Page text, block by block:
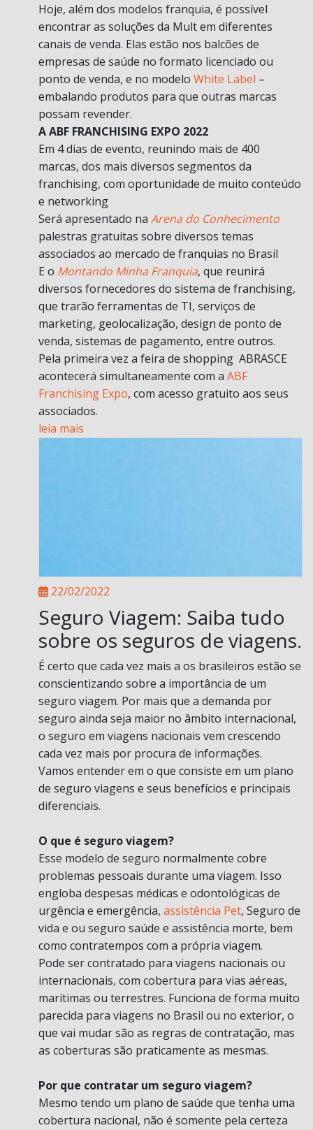
Hoje, além dos modelos franquia, é possível
encontrar as soluções da Mult em diferentes
canais de venda. Elas estão nos balcões de
empresas de saúde no formato licenciado ou
ponto de venda, e no modelo White Label –
embalando produtos para que outras marcas
possam revender.
A ABF FRANCHISING EXPO 2022
Em 4 dias de evento, reunindo mais de 400
marcas, dos mais diversos segmentos da
franchising, com oportunidade de muito conteúdo
e networking
Será apresentado na Arena do Conhecimento
palestras gratuitas sobre diversos temas
associados ao mercado de franquias no Brasil
E o Montando Minha Franquia, que reunirá
diversos fornecedores do sistema de franchising,
que trarão ferramentas de TI, serviços de
marketing, geolocalização, design de ponto de
venda, sistemas de pagamento, entre outros.
Pela primeira vez a feira de shopping ABRASCE
acontecerá simultaneamente com a ABF
Franchising Expo, com acesso gratuito aos seus
associados.
leia mais
22/02/2022
Seguro Viagem: Saiba tudo
sobre os seguros de viagens.
É certo que cada vez mais a os brasileiros estão se
conscientizando sobre a importância de um
seguro viagem. Por mais que a demanda por
seguro ainda seja maior no âmbito internacional,
o seguro em viagens nacionais vem crescendo
cada vez mais por procura de informações.
Vamos entender em o que consiste em um plano
de seguro viagens e seus benefícios e principais
diferenciais.
O que é seguro viagem?
Esse modelo de seguro normalmente cobre
problemas pessoais durante uma viagem. Isso
engloba despesas médicas e odontológicas de
urgência e emergência, assistência Pet, Seguro de
vida e ou seguro saúde e assistência morte, bem
como contratempos com a própria viagem.
Pode ser contratado para viagens nacionais ou
internacionais, com cobertura para vias aéreas,
marítimas ou terrestres. Funciona de forma muito
parecida para viagens no Brasil ou no exterior, o
que vai mudar são as regras de contratação, mas
as coberturas são praticamente as mesmas.
Por que contratar um seguro viagem?
Mesmo tendo um plano de saúde que tenha uma
cobertura nacional, não é somente pela certeza